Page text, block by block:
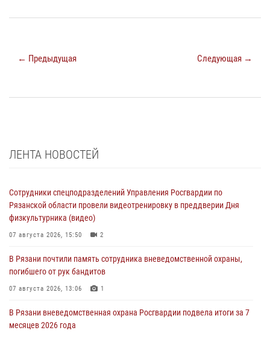
← Предыдущая Следующая →
ЛЕНТА НОВОСТЕЙ
Сотрудники спецподразделений Управления Росгвардии по
Рязанской области провели видеотренировку в преддверии Дня
физкультурника (видео)
07 августа 2026, 15:50 2
В Рязани почтили память сотрудника вневедомственной охраны,
погибшего от рук бандитов
07 августа 2026, 13:06 1
В Рязани вневедомственная охрана Росгвардии подвела итоги за 7
месяцев 2026 года